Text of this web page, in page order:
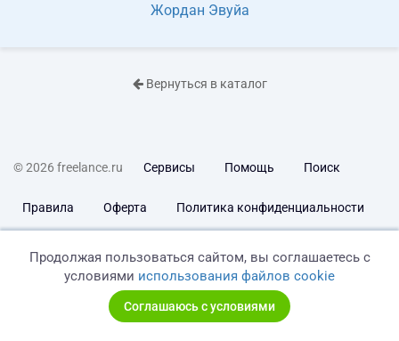
Жордан Эвуйа
Вернуться в каталог
© 2026 freelance.ru Сервисы Помощь Поиск
Правила Оферта Политика конфиденциальности
Продолжая пользоваться сайтом, вы соглашаетесь с
условиями использования файлов cookie
Соглашаюсь с условиями